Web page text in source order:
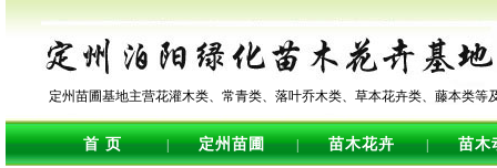
定州苗圃基地主营花灌木类、常青类、落叶乔木类、草本花卉类、藤本类等
首 页 | 定州苗圃 | 苗木花卉 | 苗木